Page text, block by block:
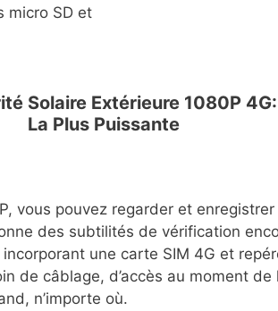
micro SD et
Solaire Extérieure 1080P
La Plus Puissante
vous pouvez regarder et
des subtilités de vérification
une carte SIM 4G et
de câblage, d’accès au moment
n’importe où.